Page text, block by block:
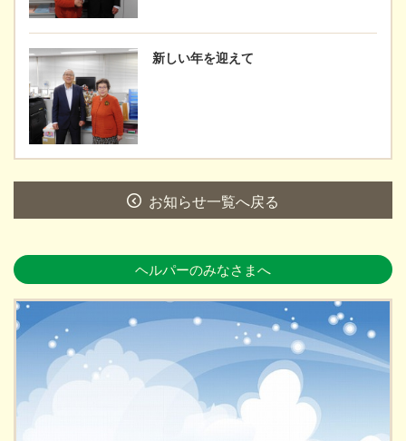
新しい年を迎えて
お知らせ一覧へ戻る
ヘルパーのみなさまへ